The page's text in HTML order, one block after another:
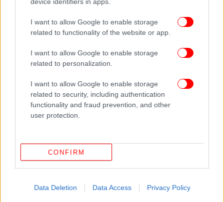
I want to allow Google to enable storage
related to functionality of the website or app.
I want to allow Google to enable storage
related to personalization.
I want to allow Google to enable storage
related to security, including authentication
functionality and fraud prevention, and other
user protection.
CONFIRM
Data Deletion Data Access Privacy Policy
ΠΕΡΙΣΣΟΤΕΡΑ ΒΙΝΤΕΟ